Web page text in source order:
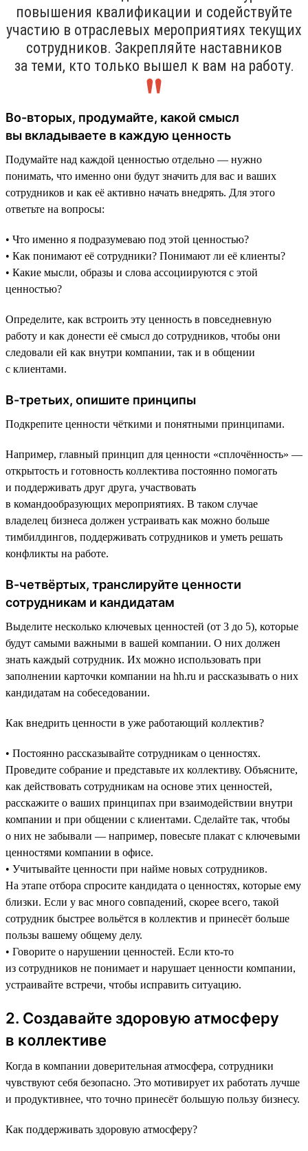
повышения квалификации и содействуйте
участию в отраслевых мероприятиях текущих
сотрудников. Закрепляйте наставников
за теми, кто только вышел к вам на работу.
Во-вторых, продумайте, какой смысл
вы вкладываете в каждую ценность
Подумайте над каждой ценностью отдельно — нужно
понимать, что именно они будут значить для вас и ваших
сотрудников и как её активно начать внедрять. Для этого
ответьте на вопросы:
• Что именно я подразумеваю под этой ценностью?
• Как понимают её сотрудники? Понимают ли её клиенты?
• Какие мысли, образы и слова ассоциируются с этой
ценностью?
Определите, как встроить эту ценность в повседневную
работу и как донести её смысл до сотрудников, чтобы они
следовали ей как внутри компании, так и в общении
с клиентами.
В-третьих, опишите принципы
Подкрепите ценности чёткими и понятными принципами.
Например, главный принцип для ценности «сплочённость» —
открытость и готовность коллектива постоянно помогать
и поддерживать друг друга, участвовать
в командообразующих мероприятиях. В таком случае
владелец бизнеса должен устраивать как можно больше
тимбилдингов, поддерживать сотрудников и уметь решать
конфликты на работе.
В-четвёртых, транслируйте ценности
сотрудникам и кандидатам
Выделите несколько ключевых ценностей (от 3 до 5), которые
будут самыми важными в вашей компании. О них должен
знать каждый сотрудник. Их можно использовать при
заполнении карточки компании на hh.ru и рассказывать о них
кандидатам на собеседовании.
Как внедрить ценности в уже работающий коллектив?
• Постоянно рассказывайте сотрудникам о ценностях.
Проведите собрание и представьте их коллективу. Объясните,
как действовать сотрудникам на основе этих ценностей,
расскажите о ваших принципах при взаимодействии внутри
компании и при общении с клиентами. Сделайте так, чтобы
о них не забывали — например, повесьте плакат с ключевыми
ценностями компании в офисе.
• Учитывайте ценности при найме новых сотрудников.
На этапе отбора спросите кандидата о ценностях, которые ему
близки. Если у вас много совпадений, скорее всего, такой
сотрудник быстрее вольётся в коллектив и принесёт больше
пользы вашему общему делу.
• Говорите о нарушении ценностей. Если кто-то
из сотрудников не понимает и нарушает ценности компании,
устраивайте встречи, чтобы исправить ситуацию.
2. Создавайте здоровую атмосферу
в коллективе
Когда в компании доверительная атмосфера, сотрудники
чувствуют себя безопасно. Это мотивирует их работать лучше
и продуктивнее, что точно принесёт большую пользу бизнесу.
Как поддерживать здоровую атмосферу?